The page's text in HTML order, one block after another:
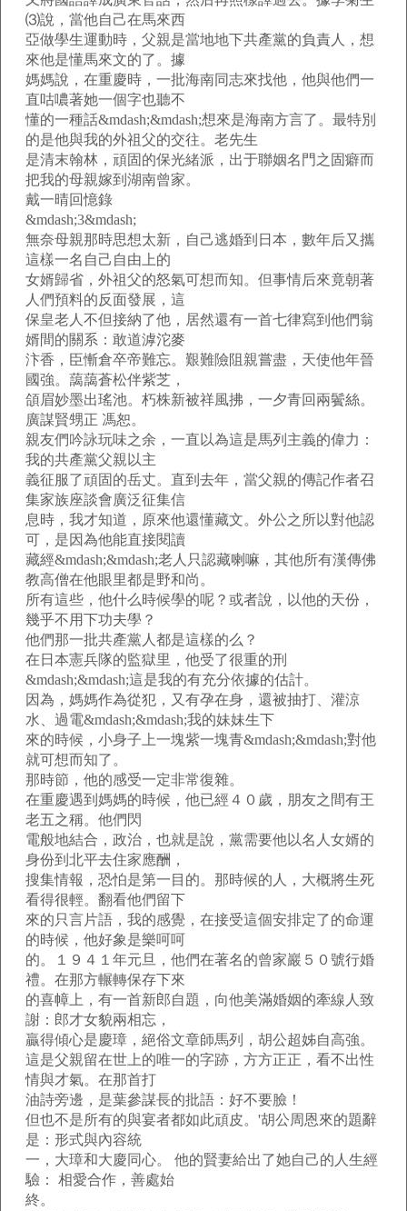
⑶說，當他自己在馬來西
亞做學生運動時，父親是當地地下共產黨的負責人，想
來他是懂馬來文的了。據
媽媽說，在重慶時，一批海南同志來找他，他與他們一
直咕噥著她一個字也聽不
懂的一種話&mdash;&mdash;想來是海南方言了。最特別
的是他與我的外祖父的交往。老先生
是清末翰林，頑固的保光緒派，出于聯姻名門之固癖而
把我的母親嫁到湖南曾家。
戴一晴回憶錄
&mdash;3&mdash;
無奈母親那時思想太新，自己逃婚到日本，數年后又攜
這樣一名自己自由上的
女婿歸省，外祖父的怒氣可想而知。但事情后來竟朝著
人們預料的反面發展，這
保皇老人不但接納了他，居然還有一首七律寫到他們翁
婿間的關系：敢道滹沱麥
汴香，臣慚倉卒帝難忘。艱難險阻親嘗盡，天使他年晉
國強。藹藹蒼松伴紫芝，
頜眉妙墨出瑤池。朽株新被祥風拂，一夕青回兩鬢絲。
廣謀賢甥正 馮恕。
親友們吟詠玩味之余，一直以為這是馬列主義的偉力：
我的共產黨父親以主
義征服了頑固的岳丈。直到去年，當父親的傳記作者召
集家族座談會廣泛征集信
息時，我才知道，原來他還懂藏文。外公之所以對他認
可，是因為他能直接閱讀
藏經&mdash;&mdash;老人只認藏喇嘛，其他所有漢傳佛
教高僧在他眼里都是野和尚。
所有這些，他什么時候學的呢？或者說，以他的天份，
幾乎不用下功夫學？
他們那一批共產黨人都是這樣的么？
在日本憲兵隊的監獄里，他受了很重的刑
&mdash;&mdash;這是我的有充分依據的估計。
因為，媽媽作為從犯，又有孕在身，還被抽打、灌涼
水、過電&mdash;&mdash;我的妹妹生下
來的時候，小身子上一塊紫一塊青&mdash;&mdash;對他
就可想而知了。
那時節，他的感受一定非常復雜。
在重慶遇到媽媽的時候，他已經４０歲，朋友之間有王
老五之稱。他們閃
電般地結合，政治，也就是說，黨需要他以名人女婿的
身份到北平去住家應酬，
搜集情報，恐怕是第一目的。那時候的人，大概將生死
看得很輕。翻看他們留下
來的只言片語，我的感覺，在接受這個安排定了的命運
的時候，他好象是樂呵呵
的。１９４１年元旦，他們在著名的曾家巖５０號行婚
禮。在那方輾轉保存下來
的喜幛上，有一首新郎自題，向他美滿婚姻的牽線人致
謝：郎才女貌兩相忘，
贏得傾心是慶璋，絕俗文章師馬列，胡公超姊自高強。
這是父親留在世上的唯一的字跡，方方正正，看不出性
情與才氣。在那首打
油詩旁邊，是葉參謀長的批語：好不要臉！
但也不是所有的與宴者都如此頑皮。'胡公周恩來的題辭
是：形式與內容統
一，大璋和大慶同心。 他的賢妻給出了她自己的人生經
驗： 相愛合作，善處始
終。